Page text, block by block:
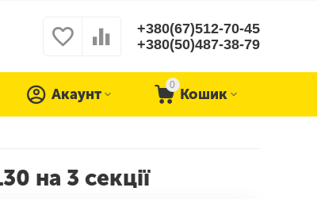
+380(67)512-70-45
+380(50)487-38-79
0
Кошик
Акаунт
на 3 секції